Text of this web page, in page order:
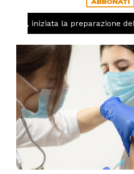
ABBONATI
iniziata la preparazione